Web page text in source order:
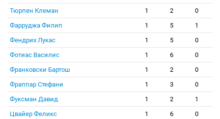
Тюрпен Клеман
1 2
0
Фарруджа Филип
1 5
1
Фендрих Лукас
1 5
0
Фотиас Василис
1 6
0
Франковски Бартош
1 2
0
Фраппар Стефани
1 3
0
Фуксман Давид
1 2
1
Цвайер Феликс
1 6
0